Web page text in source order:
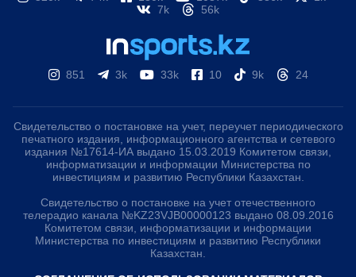
7k
56k
851 3k 33k 10 9k 24
Свидетельство о постановке на учет, переучет периодического
печатного издания, информационного агентства и сетевого
издания №17614-ИА выдано 15.03.2019 Комитетом связи,
информатизации и информации Министерства по
инвестициям и развитию Республики Казахстан.
Свидетельство о постановке на учет отечественного
телерадио канала №KZ23VJB00000123 выдано 08.09.2016
Комитетом связи, информатизации и информации
Министерства по инвестициям и развитию Республики
Казахстан.